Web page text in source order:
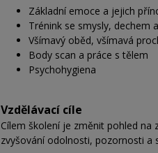
Základní emoce a jejich
Trénink se smysly, dechem
Všímavý oběd, všímavá
Body scan a práce s tělem
Psychohygiena
Vzdělávací cíle
Cílem školení je změnit pohled
zvyšování odolnosti, pozornosti a